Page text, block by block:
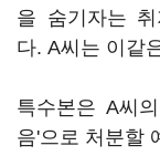
을 숨기자는
다. A씨는 이같
특수본은 A씨
음'으로 처분할